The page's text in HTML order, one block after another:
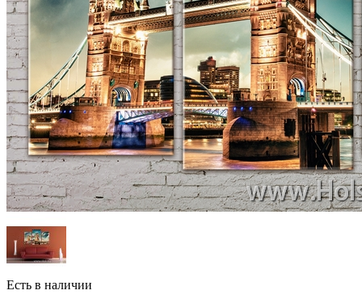
Есть в наличии